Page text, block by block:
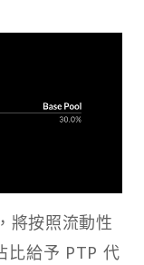
將按照流動性
比給予 PTP 代